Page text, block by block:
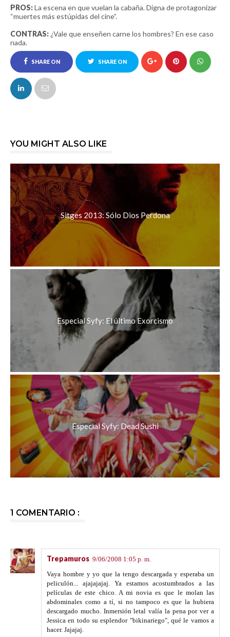
PROS:La escena en que vuelan la cabaña. Digna de protagonizar
“muertes más estúpidas del cine”.
CONTRAS: ¿Vale que enseñen carne los hombres? En ese caso
nada.
SHARE ON
FACEBOOK
SHARE ON
YOU MIGHT ALSO LIKE
Sitges 2013: Sólo Dios Perdona
Especial Syfy: El último Exorcismo
Especial Syfy: Dead Sushi
1 COMENTARIO :
Trepamuros 9/06/2008 1:05 p. m.
Vaya hombre y yo que la tengo descargada y esperaba un
peliculón... ajajajajaj. Ya estamos acostumbrados a las
películas de este chico. A mi novia es que le molan las
abdominales como a tí, si no tampoco es que la hubiera
descargado mucho. Inmersión letal valía la pena por ver a
Jessica en todo su esplendor "bikinariego", qué le vamos a
hacer. Jajajaj.